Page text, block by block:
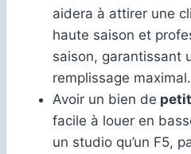
aidera à attirer une
haute saison et
saison, garantissant
remplissage maximal.
Avoir un bien de
facile à louer en
un studio qu’un F5,